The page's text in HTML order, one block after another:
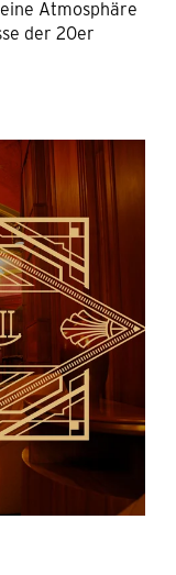
Atmosphäre
der 20er